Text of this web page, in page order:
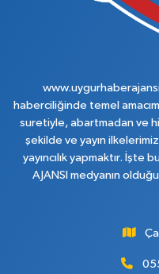
haberciliğinde temel
suretiyle, abartmadan ve
şekilde ve yayın
yayıncılık yapmaktır. İşte
AJANSI medyanın